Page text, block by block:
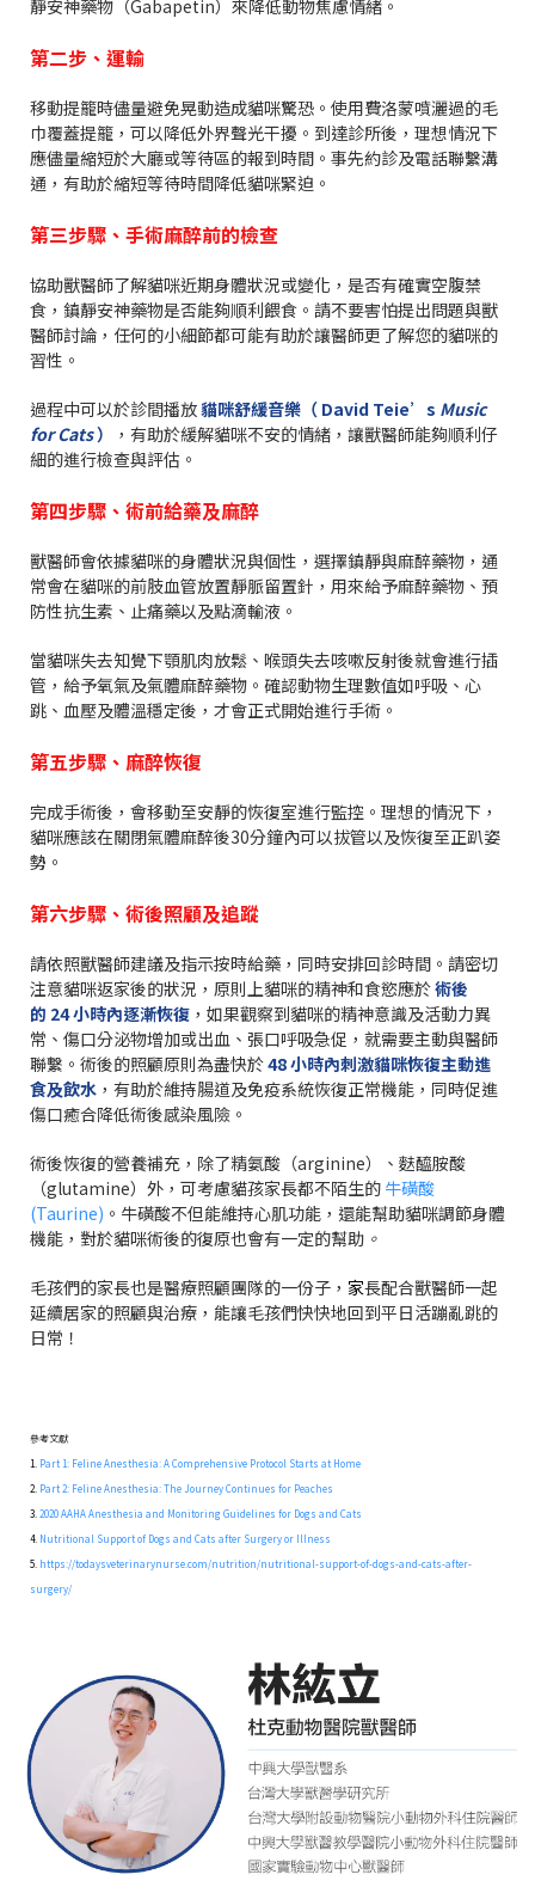
靜安神藥物（Gabapetin）來降低動物焦慮情緒。
第二步、運輸
移動提籠時儘量避免晃動造成貓咪驚恐。使用費洛蒙噴灑過的毛
巾覆蓋提籠，可以降低外界聲光干擾。到達診所後，理想情況下
應儘量縮短於大廳或等待區的報到時間。事先約診及電話聯繫溝
通，有助於縮短等待時間降低貓咪緊迫。
第三步驟、手術麻醉前的檢查
協助獸醫師了解貓咪近期身體狀況或變化，是否有確實空腹禁
食，鎮靜安神藥物是否能夠順利餵食。請不要害怕提出問題與獸
醫師討論，任何的小細節都可能有助於讓醫師更了解您的貓咪的
習性。
過程中可以於診間播放貓咪舒緩音樂（ David Teie’s Music
for Cats）
，有助於緩解貓咪不安的情緒，讓獸醫師能夠順利仔
細的進行檢查與評估。
第四步驟、術前給藥及麻醉
獸醫師會依據貓咪的身體狀況與個性，選擇鎮靜與麻醉藥物，通
常會在貓咪的前肢血管放置靜脈留置針，用來給予麻醉藥物、預
防性抗生素、止痛藥以及點滴輸液。
當貓咪失去知覺下顎肌肉放鬆、喉頭失去咳嗽反射後就會進行插
管，給予氧氣及氣體麻醉藥物。確認動物生理數值如呼吸、心
跳、血壓及體溫穩定後，才會正式開始進行手術。
第五步驟、麻醉恢復
完成手術後，會移動至安靜的恢復室進行監控。理想的情況下，
貓咪應該在關閉氣體麻醉後30分鐘內可以拔管以及恢復至正趴姿
勢。
第六步驟、術後照顧及追蹤
請依照獸醫師建議及指示按時給藥，同時安排回診時間。請密切
注意貓咪返家後的狀況，原則上貓咪的精神和食慾應於術後
的 24小時內逐漸恢復 ，如果觀察到貓咪的精神意識及活動力異
常、傷口分泌物增加或出血、張口呼吸急促，就需要主動與醫師
聯繫。術後的照顧原則為盡快於48 小時內刺激貓咪恢復主動進
食及飲水 ，有助於維持腸道及免疫系統恢復正常機能，同時促進
傷口癒合降低術後感染風險。
術後恢復的營養補充，除了精氨酸（arginine）、麩醯胺酸
（glutamine）外，可考慮貓孩家長都不陌生的 牛磺酸
(Taurine) 。牛磺酸不但能維持心肌功能，還能幫助貓咪調節身體
機能，對於貓咪術後的復原也會有一定的幫助 。
毛孩們的家長也是醫療照顧團隊的一份子， 家長配合獸醫師一起
延續居家的照顧與治療，能讓毛孩們快快地回到平日活蹦亂跳的
日常！
參考文獻
1. Part 1: Feline Anesthesia: A Comprehensive Protocol Starts at Home
2. Part 2: Feline Anesthesia: The Journey Continues for Peaches
3. 2020 AAHA Anesthesia and Monitoring Guidelines for Dogs and Cats
4. Nutritional Support of Dogs and Cats after Surgery or Illness
5. https://todaysveterinarynurse.com/nutrition/nutritional-support-of-dogs-and-cats-after-
surgery/